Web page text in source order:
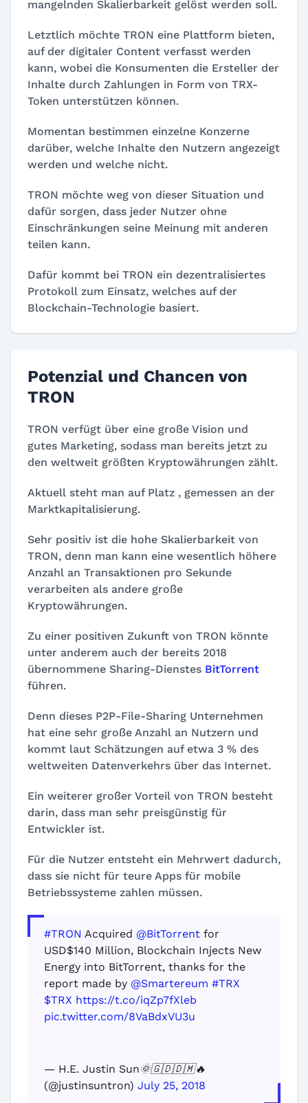
mangelnden Skalierbarkeit gelöst werden soll.
Letztlich möchte TRON eine Plattform bieten,
auf der digitaler Content verfasst werden
kann, wobei die Konsumenten die Ersteller der
Inhalte durch Zahlungen in Form von TRX-
Token unterstützen können.
Momentan bestimmen einzelne Konzerne
darüber, welche Inhalte den Nutzern angezeigt
werden und welche nicht.
TRON möchte weg von dieser Situation und
dafür sorgen, dass jeder Nutzer ohne
Einschränkungen seine Meinung mit anderen
teilen kann.
Dafür kommt bei TRON ein dezentralisiertes
Protokoll zum Einsatz, welches auf der
Blockchain-Technologie basiert.
Potenzial und Chancen von
TRON
TRON verfügt über eine große Vision und
gutes Marketing, sodass man bereits jetzt zu
den weltweit größten Kryptowährungen zählt.
Aktuell steht man auf Platz , gemessen an der
Marktkapitalisierung.
Sehr positiv ist die hohe Skalierbarkeit von
TRON, denn man kann eine wesentlich höhere
Anzahl an Transaktionen pro Sekunde
verarbeiten als andere große
Kryptowährungen.
Zu einer positiven Zukunft von TRON könnte
unter anderem auch der bereits 2018
übernommene Sharing-Dienstes BitTorrent
führen.
Denn dieses P2P-File-Sharing Unternehmen
hat eine sehr große Anzahl an Nutzern und
kommt laut Schätzungen auf etwa 3 % des
weltweiten Datenverkehrs über das Internet.
Ein weiterer großer Vorteil von TRON besteht
darin, dass man sehr preisgünstig für
Entwickler ist.
Für die Nutzer entsteht ein Mehrwert dadurch,
dass sie nicht für teure Apps für mobile
Betriebssysteme zahlen müssen.
#TRON Acquired @BitTorrent for
USD$140 Million, Blockchain Injects New
Energy into BitTorrent, thanks for the
report made by @Smartereum #TRX
$TRX https://t.co/iqZp7fXleb
pic.twitter.com/8VaBdxVU3u
— H.E. Justin Sun🌞🇬🇩🇩🇲🔥
(@justinsuntron) July 25, 2018